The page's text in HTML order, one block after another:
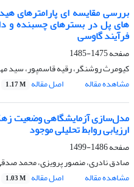
بررسی مقایسه ای پارامترهای
های پل در بسترهای چسبنده و
فرآیند گاوسی
صفحه1475-1485
کیومرث روشنگر، رقیه قاسمپور، سید
مشاهده مقاله
اصل مقاله 1.17 M
مدل‌سازی آزمایشگاهی وضعیت
ارزیابی روابط تحلیلی موجود
صفحه1486-1499
صادق نادری، منصور پرویزی، محمد
مشاهده مقاله
اصل مقاله 1.03 M